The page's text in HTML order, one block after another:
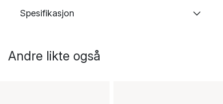
Spesifikasjon
Andre likte også